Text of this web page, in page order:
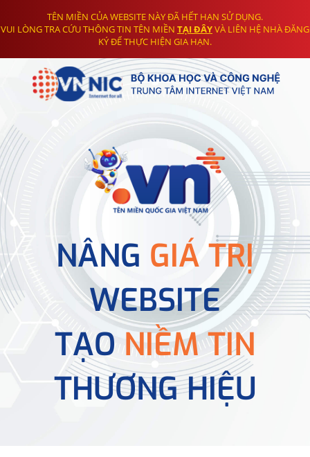
TÊN MIỀN CỦA WEBSITE NÀY ĐÃ HẾT HẠN SỬ DỤNG.
VUI LÒNG TRA CỨU THÔNG TIN TÊN MIỀN TẠI ĐÂYVÀ LIÊN HỆ NHÀ ĐĂNG
KÝ ĐỂ THỰC HIỆN GIA HẠN.
NÂNG GIÁ TRỊ
WEBSITE
TẠONIỀM TIN
THƯƠNG HIỆU